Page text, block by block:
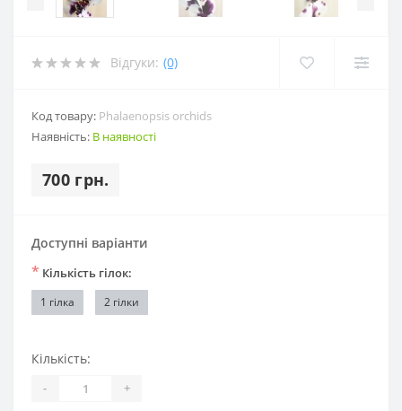
Відгуки: (0)
Код товару: Phalaenopsis orchids
Наявність: В наявності
700 грн.
Доступні варіанти
* Кількість гілок:
1 гілка 2 гілки
Кількість:
- +